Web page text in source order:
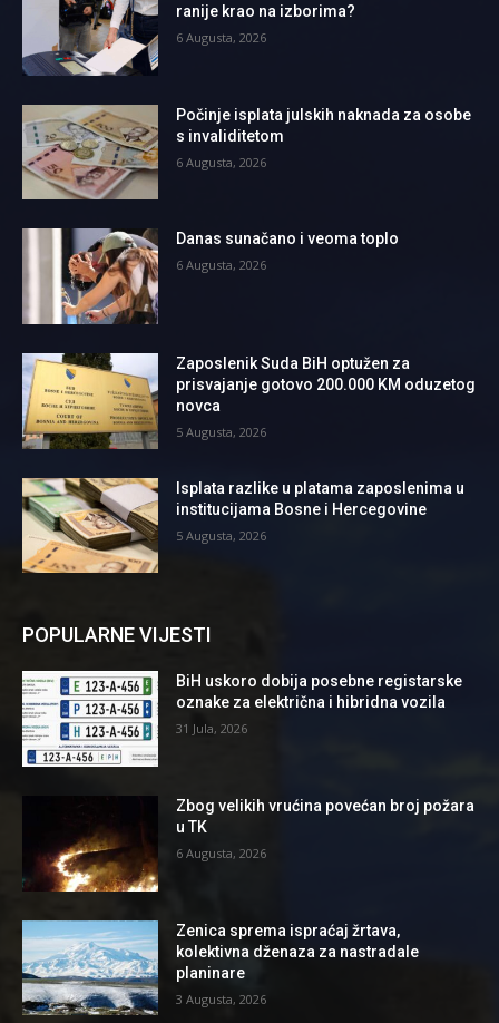
ranije krao na izborima?
6 Augusta, 2026
Počinje isplata julskih naknada za osobe
s invaliditetom
6 Augusta, 2026
Danas sunačano i veoma toplo
6 Augusta, 2026
Zaposlenik Suda BiH optužen za
prisvajanje gotovo 200.000 KM oduzetog
novca
5 Augusta, 2026
Isplata razlike u platama zaposlenima u
institucijama Bosne i Hercegovine
5 Augusta, 2026
POPULARNE VIJESTI
BiH uskoro dobija posebne registarske
oznake za električna i hibridna vozila
31 Jula, 2026
Zbog velikih vrućina povećan broj požara
u TK
6 Augusta, 2026
Zenica sprema ispraćaj žrtava,
kolektivna dženaza za nastradale
planinare
3 Augusta, 2026